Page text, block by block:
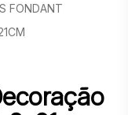
FONDANT